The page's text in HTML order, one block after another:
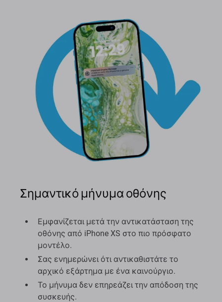
Σημαντικό μήνυμα οθόνης
Εμφανίζεται μετά την αντικατάσταση της
οθόνης από iPhone XS στο πιο πρόσφατο
μοντέλο.
Σας ενημερώνει ότι αντικαθιστάτε το
αρχικό εξάρτημα με ένα καινούργιο.
Το μήνυμα δεν επηρεάζει την απόδοση της
συσκευής.